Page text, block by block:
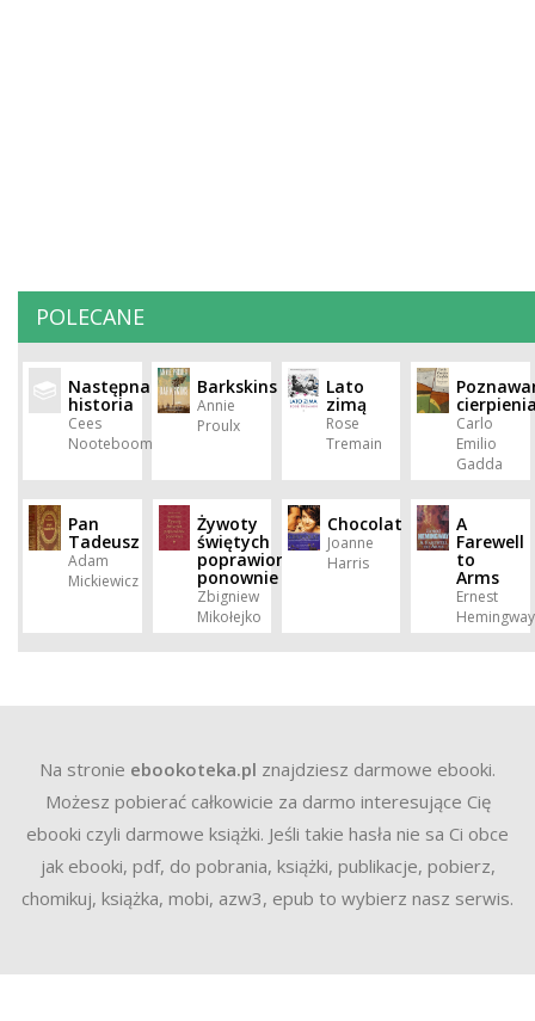
POLECANE
Następna
historia
Cees
Nooteboom
Barkskins
Annie
Proulx
Lato
zimą
Rose
Tremain
Carlo
Emilio
Gadda
Pan
Tadeusz
Adam
Mickiewicz
Żywoty
świętych
poprawione
ponownie
Zbigniew
Mikołejko
Chocolat
Joanne
Harris
A
Farewell
to
Arms
Ernest
Hemingway
Na stronie ebookoteka.pl znajdziesz darmowe ebooki.
Możesz pobierać całkowicie za darmo interesujące Cię
ebooki czyli darmowe książki. Jeśli takie hasła nie sa Ci obce
jak ebooki, pdf, do pobrania, książki, publikacje, pobierz,
chomikuj, książka, mobi, azw3, epub to wybierz nasz serwis.